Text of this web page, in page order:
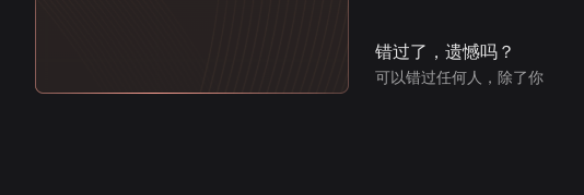
错过了，遗憾吗？
可以错过任何人，除了你